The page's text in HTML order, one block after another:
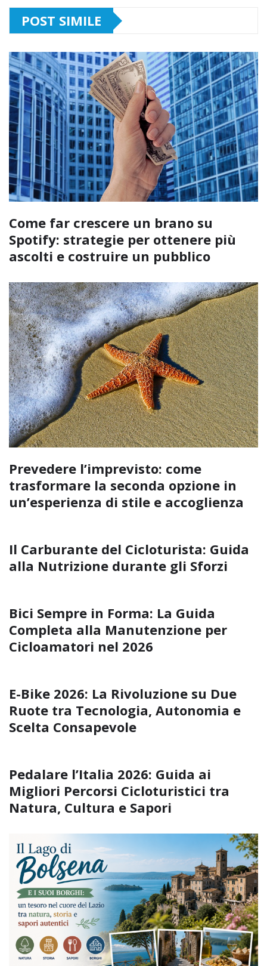
POST SIMILE
Come far crescere un brano su
Spotify: strategie per ottenere più
ascolti e costruire un pubblico
Prevedere l’imprevisto: come
trasformare la seconda opzione in
un’esperienza di stile e accoglienza
Il Carburante del Cicloturista: Guida
alla Nutrizione durante gli Sforzi
Bici Sempre in Forma: La Guida
Completa alla Manutenzione per
Cicloamatori nel 2026
E-Bike 2026: La Rivoluzione su Due
Ruote tra Tecnologia, Autonomia e
Scelta Consapevole
Pedalare l’Italia 2026: Guida ai
Migliori Percorsi Cicloturistici tra
Natura, Cultura e Sapori